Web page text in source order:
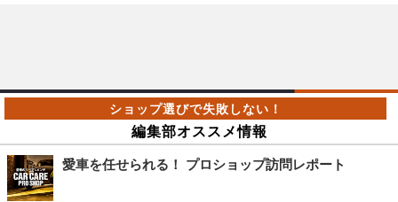
編集部オススメ情報
愛車を任せられる！ プロショップ訪問レポート